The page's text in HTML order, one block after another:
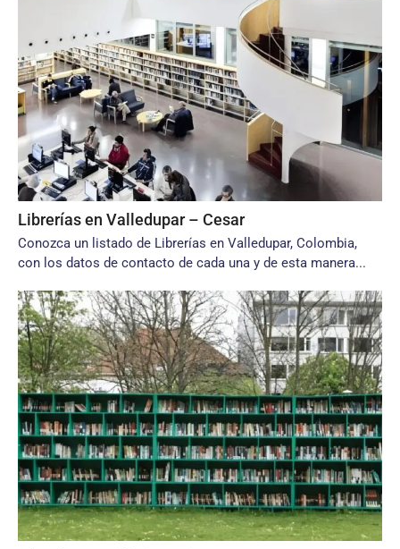
Librerías en Valledupar – Cesar
Conozca un listado de Librerías en Valledupar, Colombia,
con los datos de contacto de cada una y de esta manera...